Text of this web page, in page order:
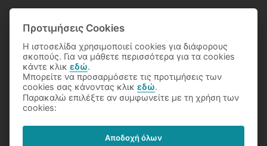
© 2026 Eθνικό Κέντρο Τεκμηρίωσης
Προτιμήσεις Cookies
Η ιστοσελίδα χρησιμοποιεί cookies για διάφορους
σκοπούς. Για να μάθετε περισσότερα για τα cookies
κάντε κλικεδώ.
Μπορείτε να προσαρμόσετε τις προτιμήσεις των
cookies σας κάνοντας κλικεδώ.
Παρακαλώ επιλέξτε αν συμφωνείτε με τη χρήση των
cookies:
Αποδοχή όλων